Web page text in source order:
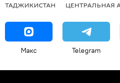
ТАДЖИКИСТАН ЦЕНТРАЛЬНАЯ
Макс Telegram